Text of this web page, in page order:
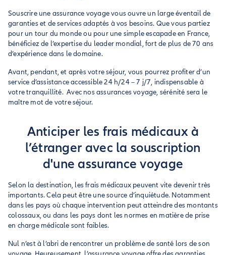
Souscrire une assurance voyage vous ouvre un large éventail de
garanties et de services adaptés à vos besoins. Que vous partiez
pour un tour du monde ou pour une simple escapade en France,
bénéficiez de l’expertise du leader mondial, fort de plus de 70 ans
d’expérience dans le domaine.
Avant, pendant, et après votre séjour, vous pourrez profiter d’un
service d’assistance accessible 24 h/24 – 7 j/7, indispensable à
votre tranquillité. Avec nos assurances voyage, sérénité sera le
maître mot de votre séjour.
Anticiper les frais médicaux à
l’étranger avec la souscription
d'une assurance voyage
Selon la destination, les frais médicaux peuvent vite devenir très
importants. Cela peut être une source d’inquiétude. Notamment
dans les pays où chaque intervention peut atteindre des montants
colossaux, ou dans les pays dont les normes en matière de prise
en charge médicale sont faibles.
Nul n’est à l’abri de rencontrer un problème de santé lors de son